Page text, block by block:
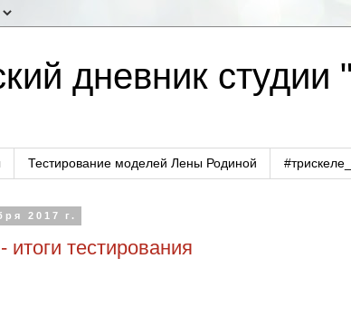
дневник студии
Тестирование моделей Лены Родиной
2017 г.
итоги тестирования